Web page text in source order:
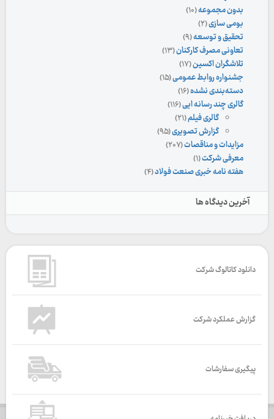
بدون مجموعه(۱۰)
بومی سازی(۲)
تحقیق و توسعه(۹)
تعاونی مصرف کارکنان(۱۳)
تلاشگران اکسین(۱۷)
جشنواره روابط عمومی(۱۵)
دسته‌بندی نشده(۱۶)
گالری چند رسانه ایی(۱۱۶)
گالری فیلم(۲۱)
گزارش تصویری(۹۵)
مزایدات و مناقصات(۲۰۷)
معرفی شرکت(۱)
هفته نامه خبری صنعت فولاد(۴)
آخرین دیدگاه ها
دانلود کاتالوگ شرکت
گزارش عملکرد شرکت
پیگیری سفارشات